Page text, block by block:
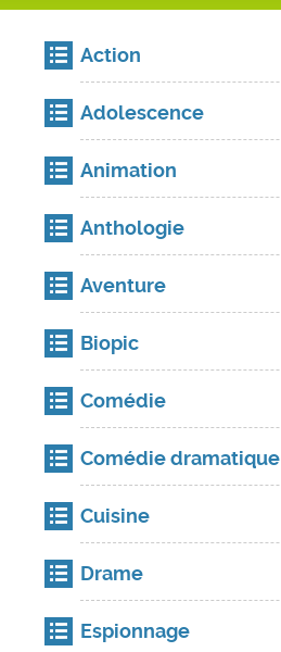
Action
Adolescence
Animation
Anthologie
Aventure
Biopic
Comédie
Comédie dramatique
Cuisine
Drame
Espionnage